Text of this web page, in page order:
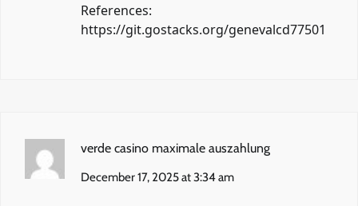
References:
https://git.gostacks.org/genevalcd77501
verde casino maximale auszahlung
December 17, 2025 at 3:34 am